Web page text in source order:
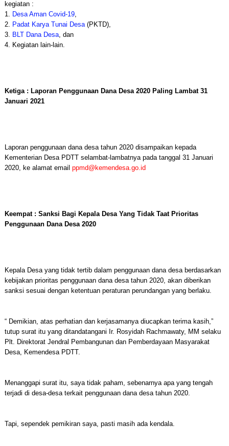
kegiatan :
1. Desa Aman Covid-19,
2. Padat Karya Tunai Desa(PKTD),
3. BLT Dana Desa, dan
4. Kegiatan lain-lain.
Ketiga : Laporan Penggunaan Dana Desa 2020 Paling Lambat 31
Januari 2021
Laporan penggunaan dana desa tahun 2020 disampaikan kepada
Kementerian Desa PDTT selambat-lambatnya pada tanggal 31 Januari
2020, ke alamat email ppmd@kemendesa.go.id
Keempat : Sanksi Bagi Kepala Desa Yang Tidak Taat Prioritas
Penggunaan Dana Desa 2020
Kepala Desa yang tidak tertib dalam penggunaan dana desa berdasarkan
kebijakan prioritas penggunaan dana desa tahun 2020, akan diberikan
sanksi sesuai dengan ketentuan peraturan perundangan yang berlaku.
“ Demikian, atas perhatian dan kerjasamanya diucapkan terima kasih,”
tutup surat itu yang ditandatangani Ir. Rosyidah Rachmawaty, MM selaku
Plt. Direktorat Jendral Pembangunan dan Pemberdayaan Masyarakat
Desa, Kemendesa PDTT.
Menanggapi surat itu, saya tidak paham, sebenarnya apa yang tengah
terjadi di desa-desa terkait penggunaan dana desa tahun 2020.
Tapi, sependek pemikiran saya, pasti masih ada kendala.